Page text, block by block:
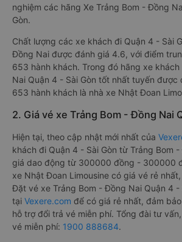
nghiệm các hãng Xe Trảng Bom - Đồng
Gòn.
Chất lượng các xe khách đi Quận 4 - Sài
Đồng Nai được đánh giá 4.6, với điểm
653 hành khách. Trong đó hãng xe
Nai Quận 4 - Sài Gòn tốt nhất tuyến
653 hành khách là nhà xe Nhật Đoan
2. Giá vé xe Trảng Bom - Đồng Nai
Hiện tại, theo cập nhật mới nhất của
khách đi Quận 4 - Sài Gòn từ Trảng Bom
giá dao động từ 300000 đồng - 300000
xe Nhật Đoan Limousine có giá vé rẻ
Đặt vé xe Trảng Bom - Đồng Nai Quận 4 -
tại Vexere.com để có giá rẻ nhất, đảm
hỗ trợ đổi trả vé miễn phí. Tổng đài tư
vé miễn phí: 1900 888684.